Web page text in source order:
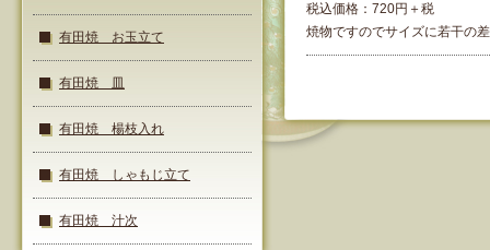
税込価格：720円＋税
焼物ですのでサイズに若干の
有田焼 お玉立て
有田焼 皿
有田焼 楊枝入れ
有田焼 しゃもじ立て
有田焼 汁次